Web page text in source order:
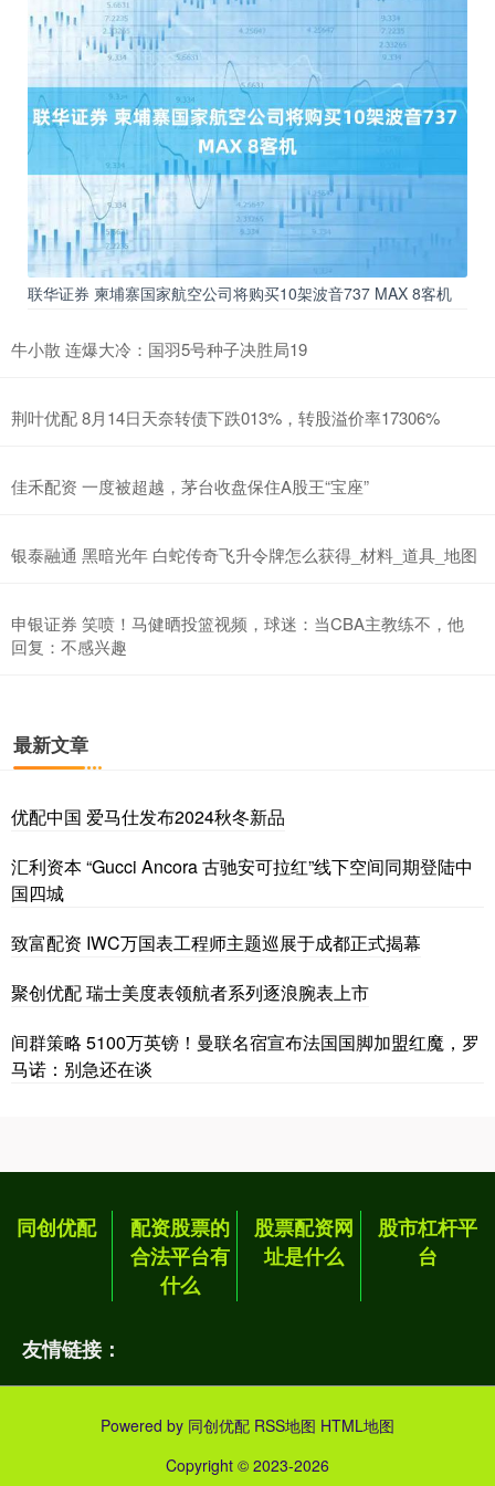
联华证券 柬埔寨国家航空公司将购买10架波音737 MAX 8客机
牛小散 连爆大冷：国羽5号种子决胜局19
荆叶优配 8月14日天奈转债下跌013%，转股溢价率17306%
佳禾配资 一度被超越，茅台收盘保住A股王“宝座”
银泰融通 黑暗光年 白蛇传奇飞升令牌怎么获得_材料_道具_地图
申银证券 笑喷！马健晒投篮视频，球迷：当CBA主教练不，他
回复：不感兴趣
最新文章
优配中国 爱马仕发布2024秋冬新品
汇利资本 “Gucci Ancora 古驰安可拉红”线下空间同期登陆中
国四城
致富配资 IWC万国表工程师主题巡展于成都正式揭幕
聚创优配 瑞士美度表领航者系列逐浪腕表上市
间群策略 5100万英镑！曼联名宿宣布法国国脚加盟红魔，罗
马诺：别急还在谈
同创优配
配资股票的
合法平台有
什么
股票配资网
址是什么
股市杠杆平
台
友情链接：
Powered by 同创优配 RSS地图 HTML地图
Copyright © 2023-2026